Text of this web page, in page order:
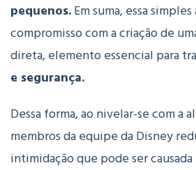
pequenos.Em suma, essa
compromisso com a criação de
direta, elemento essencial para
e segurança.
Dessa forma, ao nivelar-se com a
membros da equipe da Disney
intimidação que pode ser